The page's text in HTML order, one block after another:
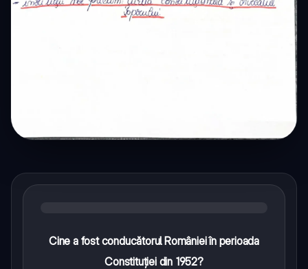
Cine a fost conducătorul României în perioada
Constituției din 1952?